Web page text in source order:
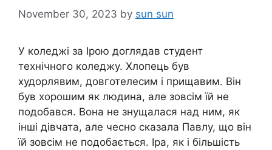
November 30, 2023 by sun sun
У коледжі за Ірою доглядав студент
технічного коледжу. Хлопець був
худорлявим, довготелесим і прищавим. Він
був хорошим як людина, але зовсім їй не
подобався. Вона не знущалася над ним, як
інші дівчата, але чесно сказала Павлу, що він
їй зовсім не подобається. Іра, як і більшість